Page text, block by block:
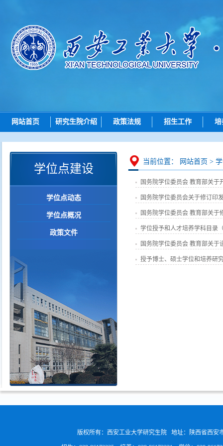
网站首页 研究生院介绍
研究生院简介
岗位职责
政策法规
总则
招生
培养
学位
招生工作
招生动态
博士招生
硕士招生
导师查询
培
研
学位点建设
学位点动态
学位点概况
政策文件
当前位置： 网站首页 >
国务院学位委员会 教育部关
国务院学位委员会关于修订印
国务院学位委员会 教育部关
学位授予和人才培养学科目录
国务院学位委员会 教育部关于
授予博士、硕士学位和培养研
版权所有：西安工业大学研究生院 地址：陕西省西安